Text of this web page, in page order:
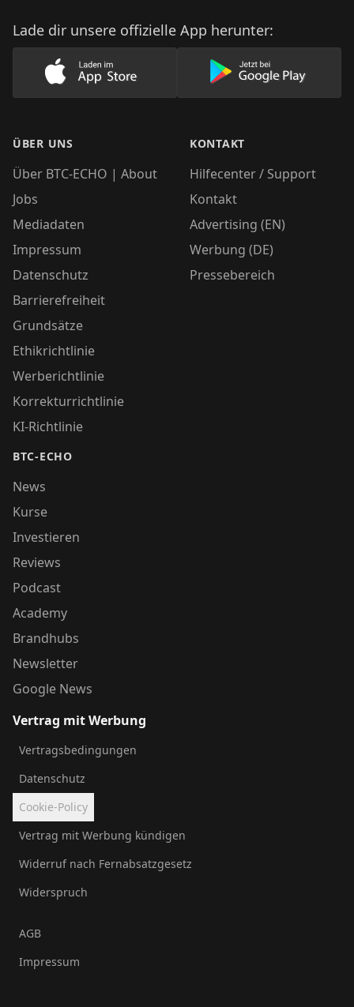
Lade dir unsere offizielle App herunter:
Lade unsere App im AppStore herunter
Lade unsere
ÜBER UNS
Über BTC-ECHO | About
Jobs
Mediadaten
Impressum
Datenschutz
Barrierefreiheit
Grundsätze
Ethikrichtlinie
Werberichtlinie
Korrekturrichtlinie
KI-Richtlinie
BTC-ECHO
News
Kurse
Investieren
Reviews
Podcast
Academy
Brandhubs
Newsletter
Google News
KONTAKT
Hilfecenter / Support
Kontakt
Advertising (EN)
Werbung (DE)
Pressebereich
Vertrag mit Werbung
Vertragsbedingungen
Datenschutz
Cookie-Policy
Vertrag mit Werbung kündigen
Widerruf nach Fernabsatzgesetz
Widerspruch
AGB
Impressum